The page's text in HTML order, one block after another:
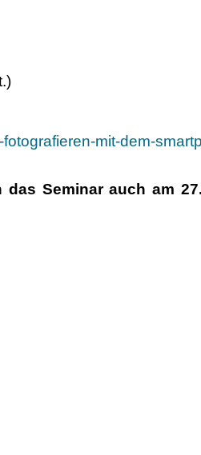
mit-dem-
das Seminar auch am